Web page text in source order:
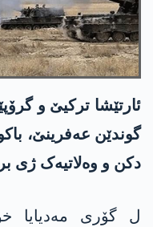
ئارتێشا ترکیێ و
گوندێن عەفرینێ،
دکن و وەلاتیەک ژی
ل گۆری مەدیایا